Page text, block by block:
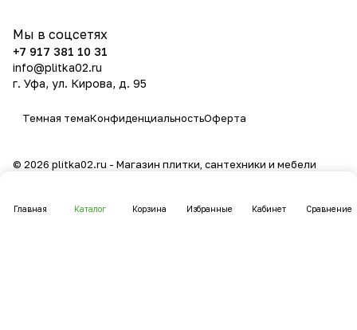
Главная Каталог Корзина Избранные Кабинет Сравнение
Мы в соцсетях
+7 917 381 10 31
info@plitka02.ru
г. Уфа, ул. Кирова, д. 95
Темная темаКонфиденциальностьОферта
© 2026 plitka02.ru - Магазин плитки, сантехники и мебели